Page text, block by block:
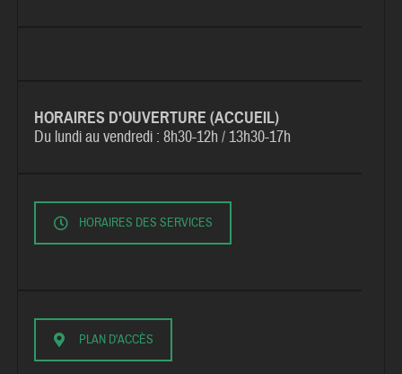
HORAIRES D'OUVERTURE (ACCUEIL)
Du lundi au vendredi :8h30-12h / 13h30-17h
HORAIRES DES SERVICES
PLAN D'ACCÈS